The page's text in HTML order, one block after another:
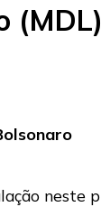
(MDL)
neste